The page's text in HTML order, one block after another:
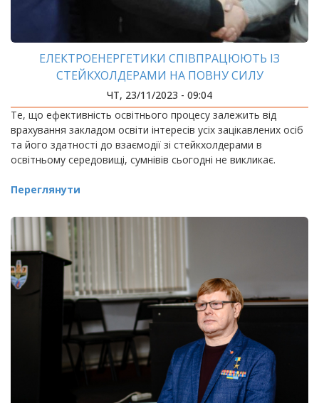
ЕЛЕКТРОЕНЕРГЕТИКИ СПІВПРАЦЮЮТЬ ІЗ
СТЕЙКХОЛДЕРАМИ НА ПОВНУ СИЛУ
ЧТ, 23/11/2023 - 09:04
Те, що ефективність освітнього процесу залежить від
врахування закладом освіти інтересів усіх зацікавлених осіб
та його здатності до взаємодії зі стейкхолдерами в
освітньому середовищі, сумнівів сьогодні не викликає.
Переглянути